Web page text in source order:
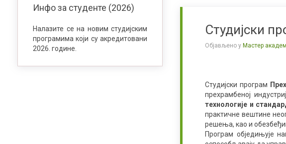
Студијски
Објављено у Мастер
Студијски програм
прехрамбеној
технологије и
практичне вештине
решења, као и
Програм обједињује
Инфо за студенте (2026)
Налазите се на новим студијским
програмима који су акредитовани
2026. године.